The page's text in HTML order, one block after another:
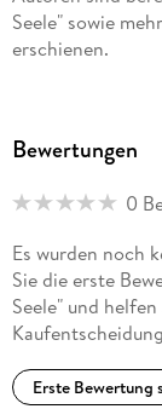
Seele" sowie
erschienen.
Bewertungen
0
Es wurden noch
Sie die erste
Seele" und
Erste Bewertung